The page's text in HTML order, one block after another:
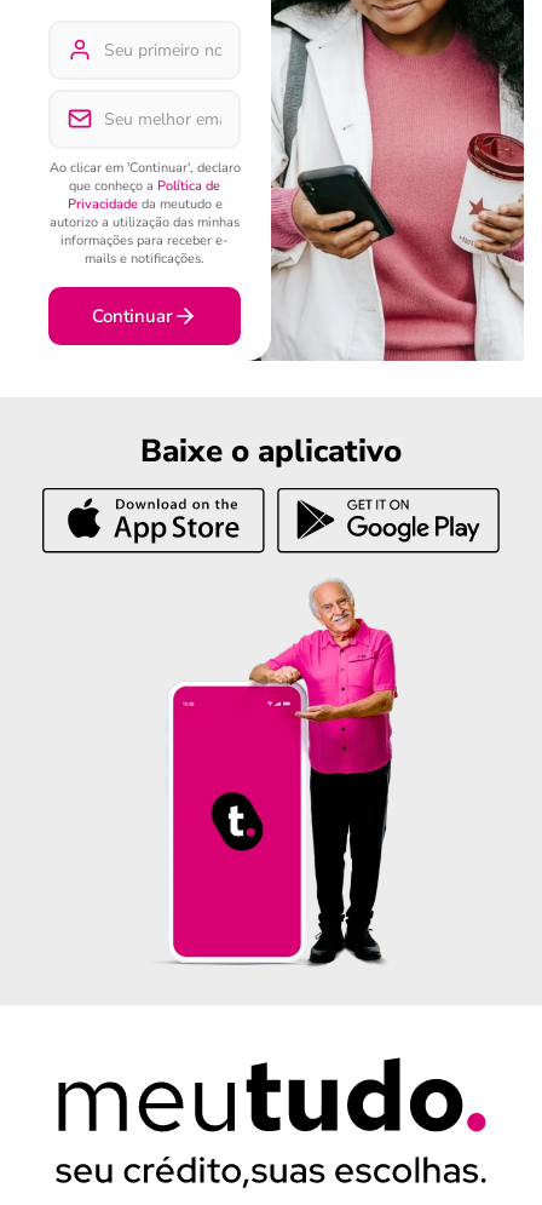
Ao clicar em 'Continuar', declaro
que conheço a Política de
Privacidadeda meutudo e
autorizo a utilização das minhas
informações para receber e-
mails e notificações.
Continuar
Baixe o aplicativo